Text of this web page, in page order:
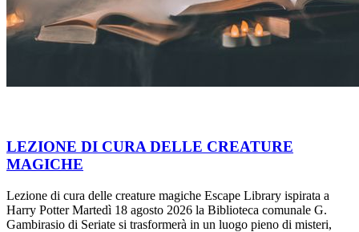
LEZIONE DI CURA DELLE CREATURE
MAGICHE
Lezione di cura delle creature magiche Escape Library ispirata a
Harry Potter Martedì 18 agosto 2026 la Biblioteca comunale G.
Gambirasio di Seriate si trasformerà in un luogo pieno di misteri,